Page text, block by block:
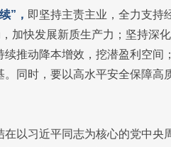
”， 即坚持主责主业，全力支持
加快发展新质生产力；坚持深
推动降本增效，挖潜盈利空间
同时，要以高水平安全保障高
以习近平同志为核心的党中央